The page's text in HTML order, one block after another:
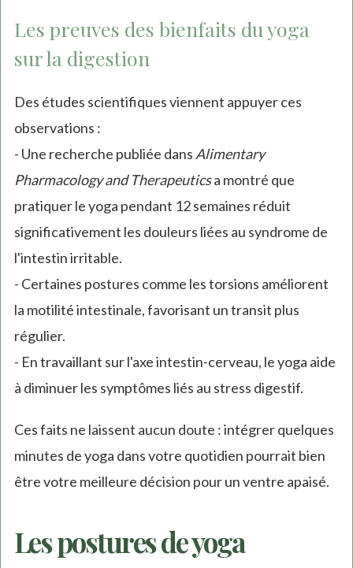
Les preuves des bienfaits du yoga
sur la digestion
Des études scientifiques viennent appuyer ces
observations :
- Une recherche publiée dans Alimentary
Pharmacology and Therapeuticsa montré que
pratiquer le yoga pendant 12 semaines réduit
significativement les douleurs liées au syndrome de
l'intestin irritable.
- Certaines postures comme les torsions améliorent
la motilité intestinale, favorisant un transit plus
régulier.
- En travaillant sur l'axe intestin-cerveau, le yoga aide
à diminuer les symptômes liés au stress digestif.
Ces faits ne laissent aucun doute : intégrer quelques
minutes de yoga dans votre quotidien pourrait bien
être votre meilleure décision pour un ventre apaisé.
Les postures de yoga